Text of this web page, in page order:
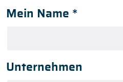
Mein Name *
Unternehmen